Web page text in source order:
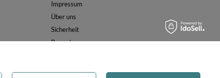
Impressum
Über uns
Sicherheit
Bewertungen